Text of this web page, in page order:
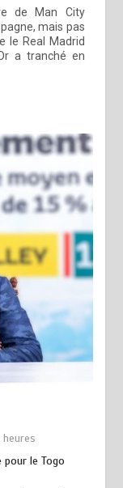
de Man City
mais pas
le Real Madrid
a tranché en
heures
pour le Togo